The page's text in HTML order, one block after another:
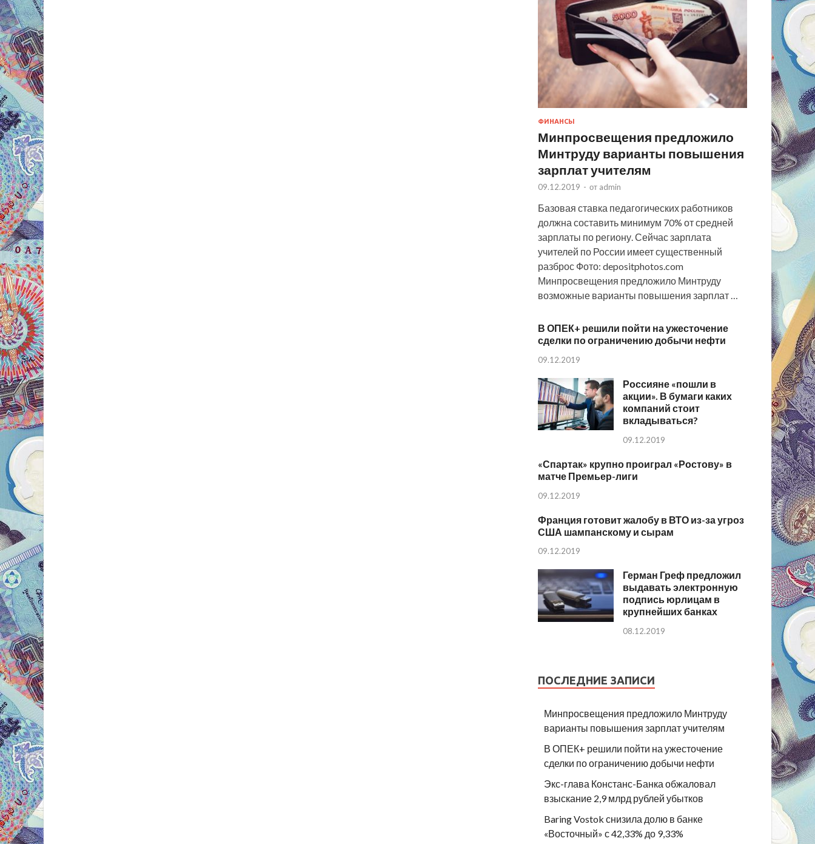
ФИНАНСЫ
Минпросвещения предложило
Минтруду варианты повышения
зарплат учителям
09.12.2019 - от admin
Базовая ставка педагогических работников
должна составить минимум 70% от средней
зарплаты по региону. Сейчас зарплата
учителей по России имеет существенный
разброс Фото: depositphotos.com
Минпросвещения предложило Минтруду
возможные варианты повышения зарплат …
В ОПЕК+ решили пойти на ужесточение
сделки по ограничению добычи нефти
09.12.2019
Россияне «пошли в
акции». В бумаги каких
компаний стоит
вкладываться?
09.12.2019
«Спартак» крупно проиграл «Ростову» в
матче Премьер-лиги
09.12.2019
Франция готовит жалобу в ВТО из-за угроз
США шампанскому и сырам
09.12.2019
Герман Греф предложил
выдавать электронную
подпись юрлицам в
крупнейших банках
08.12.2019
ПОСЛЕДНИЕ ЗАПИСИ
Минпросвещения предложило Минтруду
варианты повышения зарплат учителям
В ОПЕК+ решили пойти на ужесточение
сделки по ограничению добычи нефти
Экс-глава Констанс-Банка обжаловал
взыскание 2,9 млрд рублей убытков
Baring Vostok снизила долю в банке
«Восточный» с 42,33% до 9,33%